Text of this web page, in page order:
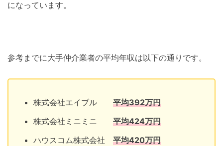
になっています。
参考までに大手仲介業者の平均年収は以下の通りです。
株式会社エイブル 平均392万円
株式会社ミニミニ 平均424万円
ハウスコム株式会社 平均420万円